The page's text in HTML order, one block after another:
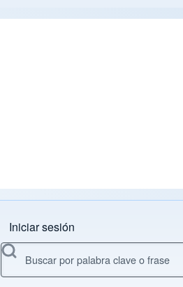
Menu do usuário
Iniciar sesión
Buscar